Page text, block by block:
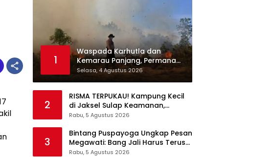
1
Waspada Karhutla dan
Kemarau Panjang, Permana
Irmansyah Tekankan Mitigasi
Berbasis Komunitas
Selasa, 4 Agustus 2026
2
RISMA TERPUKAU! Kampung Kecil
di Jaksel Sulap Keamanan,
Sampah, hingga Ketahanan
Rabu, 5 Agustus 2026
3
Bintang Puspayoga Ungkap Pesan
Megawati: Bang Jali Harus Terus
Dipantau dan Dikembangkan
Rabu, 5 Agustus 2026